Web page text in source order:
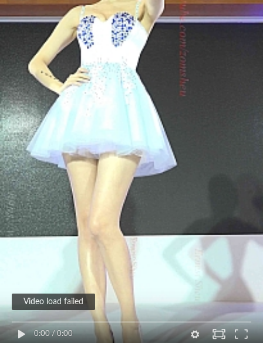
0:00/ 0:00
Video load failed